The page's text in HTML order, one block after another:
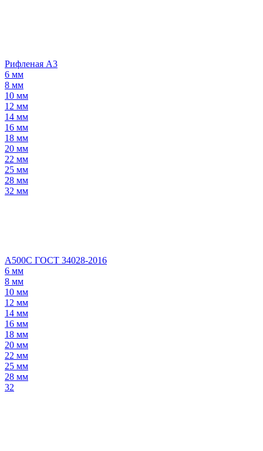
Рифленая А3
6 мм
8 мм
10 мм
12 мм
14 мм
16 мм
18 мм
20 мм
22 мм
25 мм
28 мм
32 мм
А500С ГОСТ 34028-2016
6 мм
8 мм
10 мм
12 мм
14 мм
16 мм
18 мм
20 мм
22 мм
25 мм
28 мм
32